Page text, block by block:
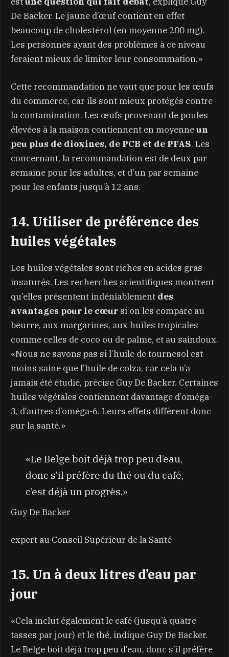
De Backer. Le jaune d’œuf contient en effet
beaucoup de cholestérol (en moyenne 200 mg).
Les personnes ayant des problèmes à ce niveau
feraient mieux de limiter leur consommation.»
Cette recommandation ne vaut que pour les œufs
du commerce, car ils sont mieux protégés contre
la contamination. Les œufs provenant de poules
élevées à la maison contiennent en moyenneun
peu plus de dioxines, de PCB et de PFAS. Les
concernant, la recommandation est de deux par
semaine pour les adultes, et d’un par semaine
pour les enfants jusqu’à 12 ans.
14. Utiliser de préférence des
huiles végétales
Les huiles végétales sont riches en acides gras
insaturés. Les recherches scientifiques montrent
qu’elles présentent indéniablement des
avantages pour le cœur si on les compare au
beurre, aux margarines, aux huiles tropicales
comme celles de coco ou de palme, et au saindoux.
«Nous ne savons pas si l’huile de tournesol est
moins saine que l’huile de colza, car cela n’a
jamais été étudié, précise Guy De Backer. Certaines
huiles végétales contiennent davantage d’oméga-
3, d’autres d’oméga-6. Leurs effets diffèrent donc
sur la santé.»
«Le Belge boit déjà trop peu d’eau,
donc s’il préfère du thé ou du café,
c’est déjà un progrès.»
Guy De Backer
expert au Conseil Supérieur de la Santé
15. Un à deux litres d’eau par
jour
«Cela inclut également le café (jusqu’à quatre
tasses par jour) et le thé, indique Guy De Backer.
Le Belge boit déjà trop peu d’eau, donc s’il préfère